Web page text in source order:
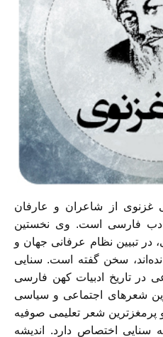
غزنوی از شاعران و عارفان
فارسی است. وی نخستين
تبيين نظام عرفانی جهان و
سخن گفته است. سنايی
در تاريخ ادبيات کهن فارسی
شعرهای اجتماعی و سياسی
شعر تعليمی صوفيه
سنايی اختصاص دارد. انديشه